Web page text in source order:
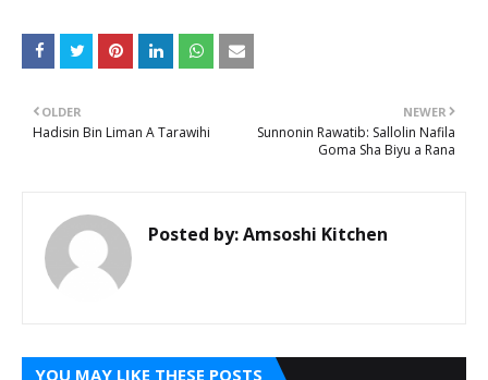
NEWER
Sunnonin Rawatib: Sallolin Nafila
Goma Sha Biyu a Rana
OLDER
Hadisin Bin Liman A Tarawihi
Posted by:Amsoshi Kitchen
YOU MAY LIKE THESE POSTS